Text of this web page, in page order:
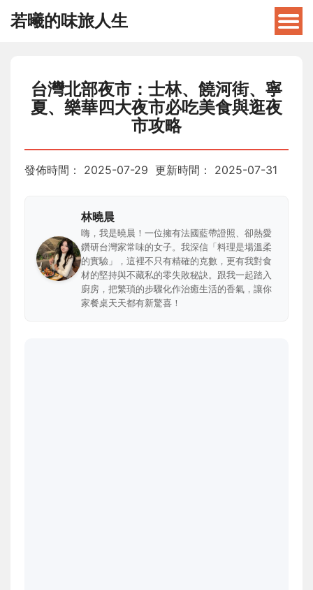
若曦的味旅人生
台灣北部夜市：士林、饒河街、寧
夏、樂華四大夜市必吃美食與逛夜
市攻略
發佈時間： 2025-07-29 更新時間： 2025-07-31
林曉晨
嗨，我是曉晨！一位擁有法國藍帶證照、卻熱愛
鑽研台灣家常味的女子。我深信「料理是場溫柔
的實驗」，這裡不只有精確的克數，更有我對食
材的堅持與不藏私的零失敗秘訣。跟我一起踏入
廚房，把繁瑣的步驟化作治癒生活的香氣，讓你
家餐桌天天都有新驚喜！